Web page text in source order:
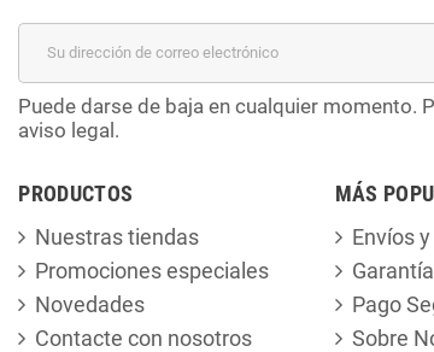
Puede darse de baja en cualquier momento.
aviso legal.
PRODUCTOS
Nuestras tiendas
Promociones especiales
Novedades
Contacte con nosotros
MÁS
Envíos
Garantía
Pago
Sobre